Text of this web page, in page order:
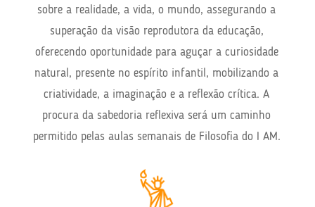
sobre a realidade, a vida, o mundo, assegurando a
superação da visão reprodutora da educação,
oferecendo oportunidade para aguçar a curiosidade
natural, presente no espírito infantil, mobilizando a
criatividade, a imaginação e a reflexão crítica. A
procura da sabedoria reflexiva será um caminho
permitido pelas aulas semanais de Filosofia do I AM.